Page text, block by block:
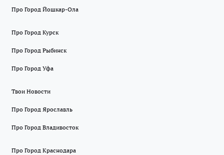
Про Город Йошкар-Ола
Про Город Курск
Про Город Рыбинск
Про Город Уфа
Твои Новости
Про Город Ярославль
Про Город Владивосток
Про Город Краснодара